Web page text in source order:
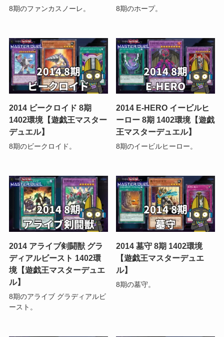
8期のファンカスノーレ。 8期のホープ。
2014 ビークロイド 8期
1402環境【遊戯王マスター
デュエル】
8期のビークロイド。
2014 E-HERO イービルヒ
ーロー 8期 1402環境【遊戯
王マスターデュエル】
8期のイービルヒーロー。
2014 アライブ剣闘獣 グラ
ディアルビースト 1402環
境【遊戯王マスターデュエ
ル】
8期のアライブ グラディアルビ
ースト。
2014 墓守 8期 1402環境
【遊戯王マスターデュエ
ル】
8期の墓守。